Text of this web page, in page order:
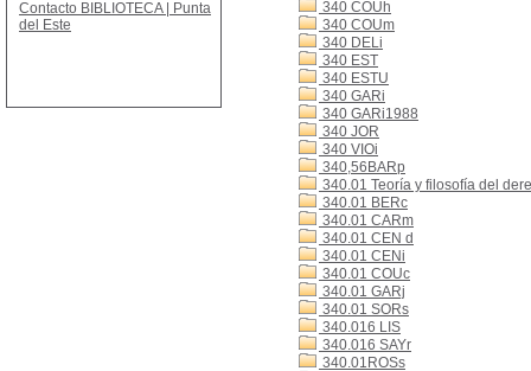
340 COUh
340 COUm
340 DELi
340 EST
340 ESTU
340 GARi
340 GARi1988
340 JOR
340 VIOi
340,56BARp
340.01 Teoría y filosofía del
340.01 BERc
340.01 CARm
340.01 CEN d
340.01 CENi
340.01 COUc
340.01 GARj
340.01 SORs
340.016 LIS
340.016 SAYr
340.01ROSs
Contacto BIBLIOTECA | Punta
del Este